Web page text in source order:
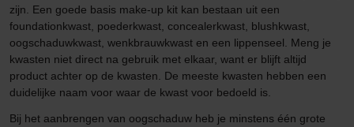
zijn. Een goede basis make-up kit kan bestaan uit een
foundationkwast, poederkwast, concealerkwast, blushkwast,
oogschaduwkwast, wenkbrauwkwast en een lippenseel. Meng je
kwasten niet direct na gebruik met elkaar, want er blijft altijd
product achter op de kwasten. De meeste kwasten hebben een
duidelijke naam voor waar de kwast voor bedoeld is.
Bij het aanbrengen van oogschaduw heb je minstens één grote